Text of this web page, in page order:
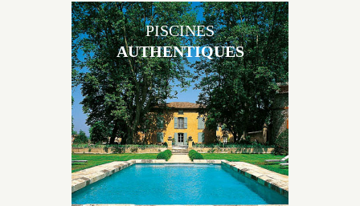
Les piscines en béton authentiques Jacques Brens se
démarquent par la noblesse des matériaux
utilisés pour garder un aspect ancien, retrouver une
patine naturelle ou créer un ornement de pierres de
taille.
PISCINES
AUTHENTIQUES